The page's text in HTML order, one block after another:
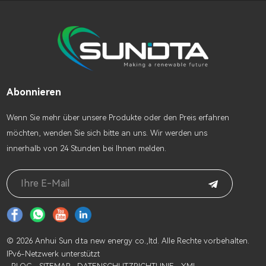
Abonnieren
Wenn Sie mehr über unsere Produkte oder den Preis erfahren
möchten, wenden Sie sich bitte an uns. Wir werden uns
innerhalb von 24 Stunden bei Ihnen melden.
© 2026 Anhui Sun d.ta new energy co.,ltd. Alle Rechte vorbehalten.
IPv6-Netzwerk unterstützt